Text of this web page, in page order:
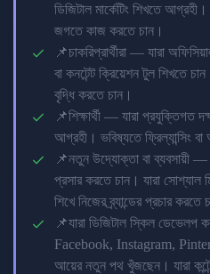
ডিজিটাল মার্কেটিং শিখতে
জগতে কাজ করতে চান।
📌চাকরিপ্রার্থীরা — যারা
বা কনটেন্ট ক্রিয়েশন টুল শিখতে
বৃদ্ধি করতে চান।
📌শিক্ষার্থী — যারা প্রযুক্তিগত
আগ্রহী। ভবিষ্যতে ফ্রিল্যান্সিং
📌নতুন উদ্যোক্তা বা ব্যবসায়ী —
প্রসার করতে চান। যারা সোশ্যাল
শিখে নিজের ব্র্যান্ডের প্রচার করতে
📌যারা ডিজিটাল স্কিল
Facebook, Instagram,
আয়ের নতুন পথ খুঁজছেন। যারা